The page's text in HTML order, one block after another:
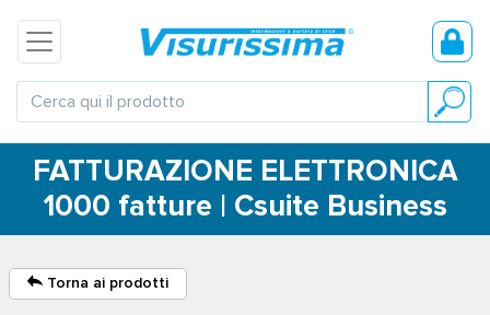
FATTURAZIONE ELETTRONICA
1000 fatture | Csuite Business
Torna ai prodotti